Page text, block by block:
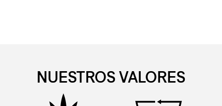
NUESTROS VALORES